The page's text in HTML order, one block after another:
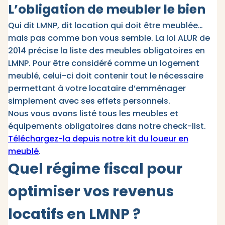
L’obligation de meubler le bien
Qui dit LMNP, dit location qui doit être meublée…
mais pas comme bon vous semble. La loi ALUR de
2014 précise la liste des meubles obligatoires en
LMNP. Pour être considéré comme un logement
meublé, celui-ci doit contenir tout le nécessaire
permettant à votre locataire d’emménager
simplement avec ses effets personnels.
Nous vous avons listé tous les meubles et
équipements obligatoires dans notre check-list.
Téléchargez-la depuis notre kit du loueur en
meublé.
Quel régime fiscal pour
optimiser vos revenus
locatifs en LMNP ?